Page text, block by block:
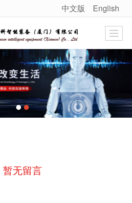
很遗憾，因您的浏览器版本过低导致无法获得最佳浏览体验，推荐下载安装谷歌浏览器！
中文版 English
暂无留言